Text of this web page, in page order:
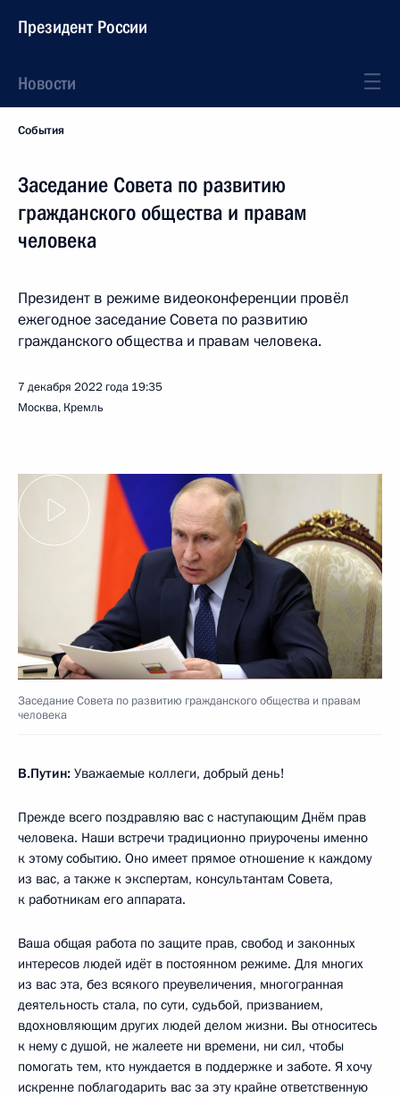
Президент России
Новости
События
Заседание Совета по развитию
гражданского общества и правам
человека
Президент в режиме видеоконференции провёл
ежегодное заседание Совета по развитию
гражданского общества и правам человека.
7 декабря 2022 года 19:35
Москва, Кремль
Заседание Совета по развитию гражданского общества и правам
человека
В.Путин: Уважаемые коллеги, добрый день!
Прежде всего поздравляю вас с наступающим Днём прав
человека. Наши встречи традиционно приурочены именно
к этому событию. Оно имеет прямое отношение к каждому
из вас, а также к экспертам, консультантам Совета,
к работникам его аппарата.
Ваша общая работа по защите прав, свобод и законных
интересов людей идёт в постоянном режиме. Для многих
из вас эта, без всякого преувеличения, многогранная
деятельность стала, по сути, судьбой, призванием,
вдохновляющим других людей делом жизни. Вы относитесь
к нему с душой, не жалеете ни времени, ни сил, чтобы
помогать тем, кто нуждается в поддержке и заботе. Я хочу
искренне поблагодарить вас за эту крайне ответственную